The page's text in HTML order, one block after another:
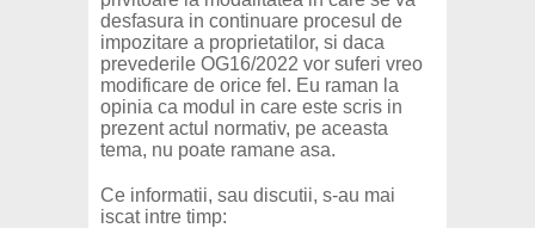
desfasura in continuare procesul de
impozitare a proprietatilor, si daca
prevederile OG16/2022 vor suferi vreo
modificare de orice fel. Eu raman la
opinia ca modul in care este scris in
prezent actul normativ, pe aceasta
tema, nu poate ramane asa.
Ce informatii, sau discutii, s-au mai
iscat intre timp: